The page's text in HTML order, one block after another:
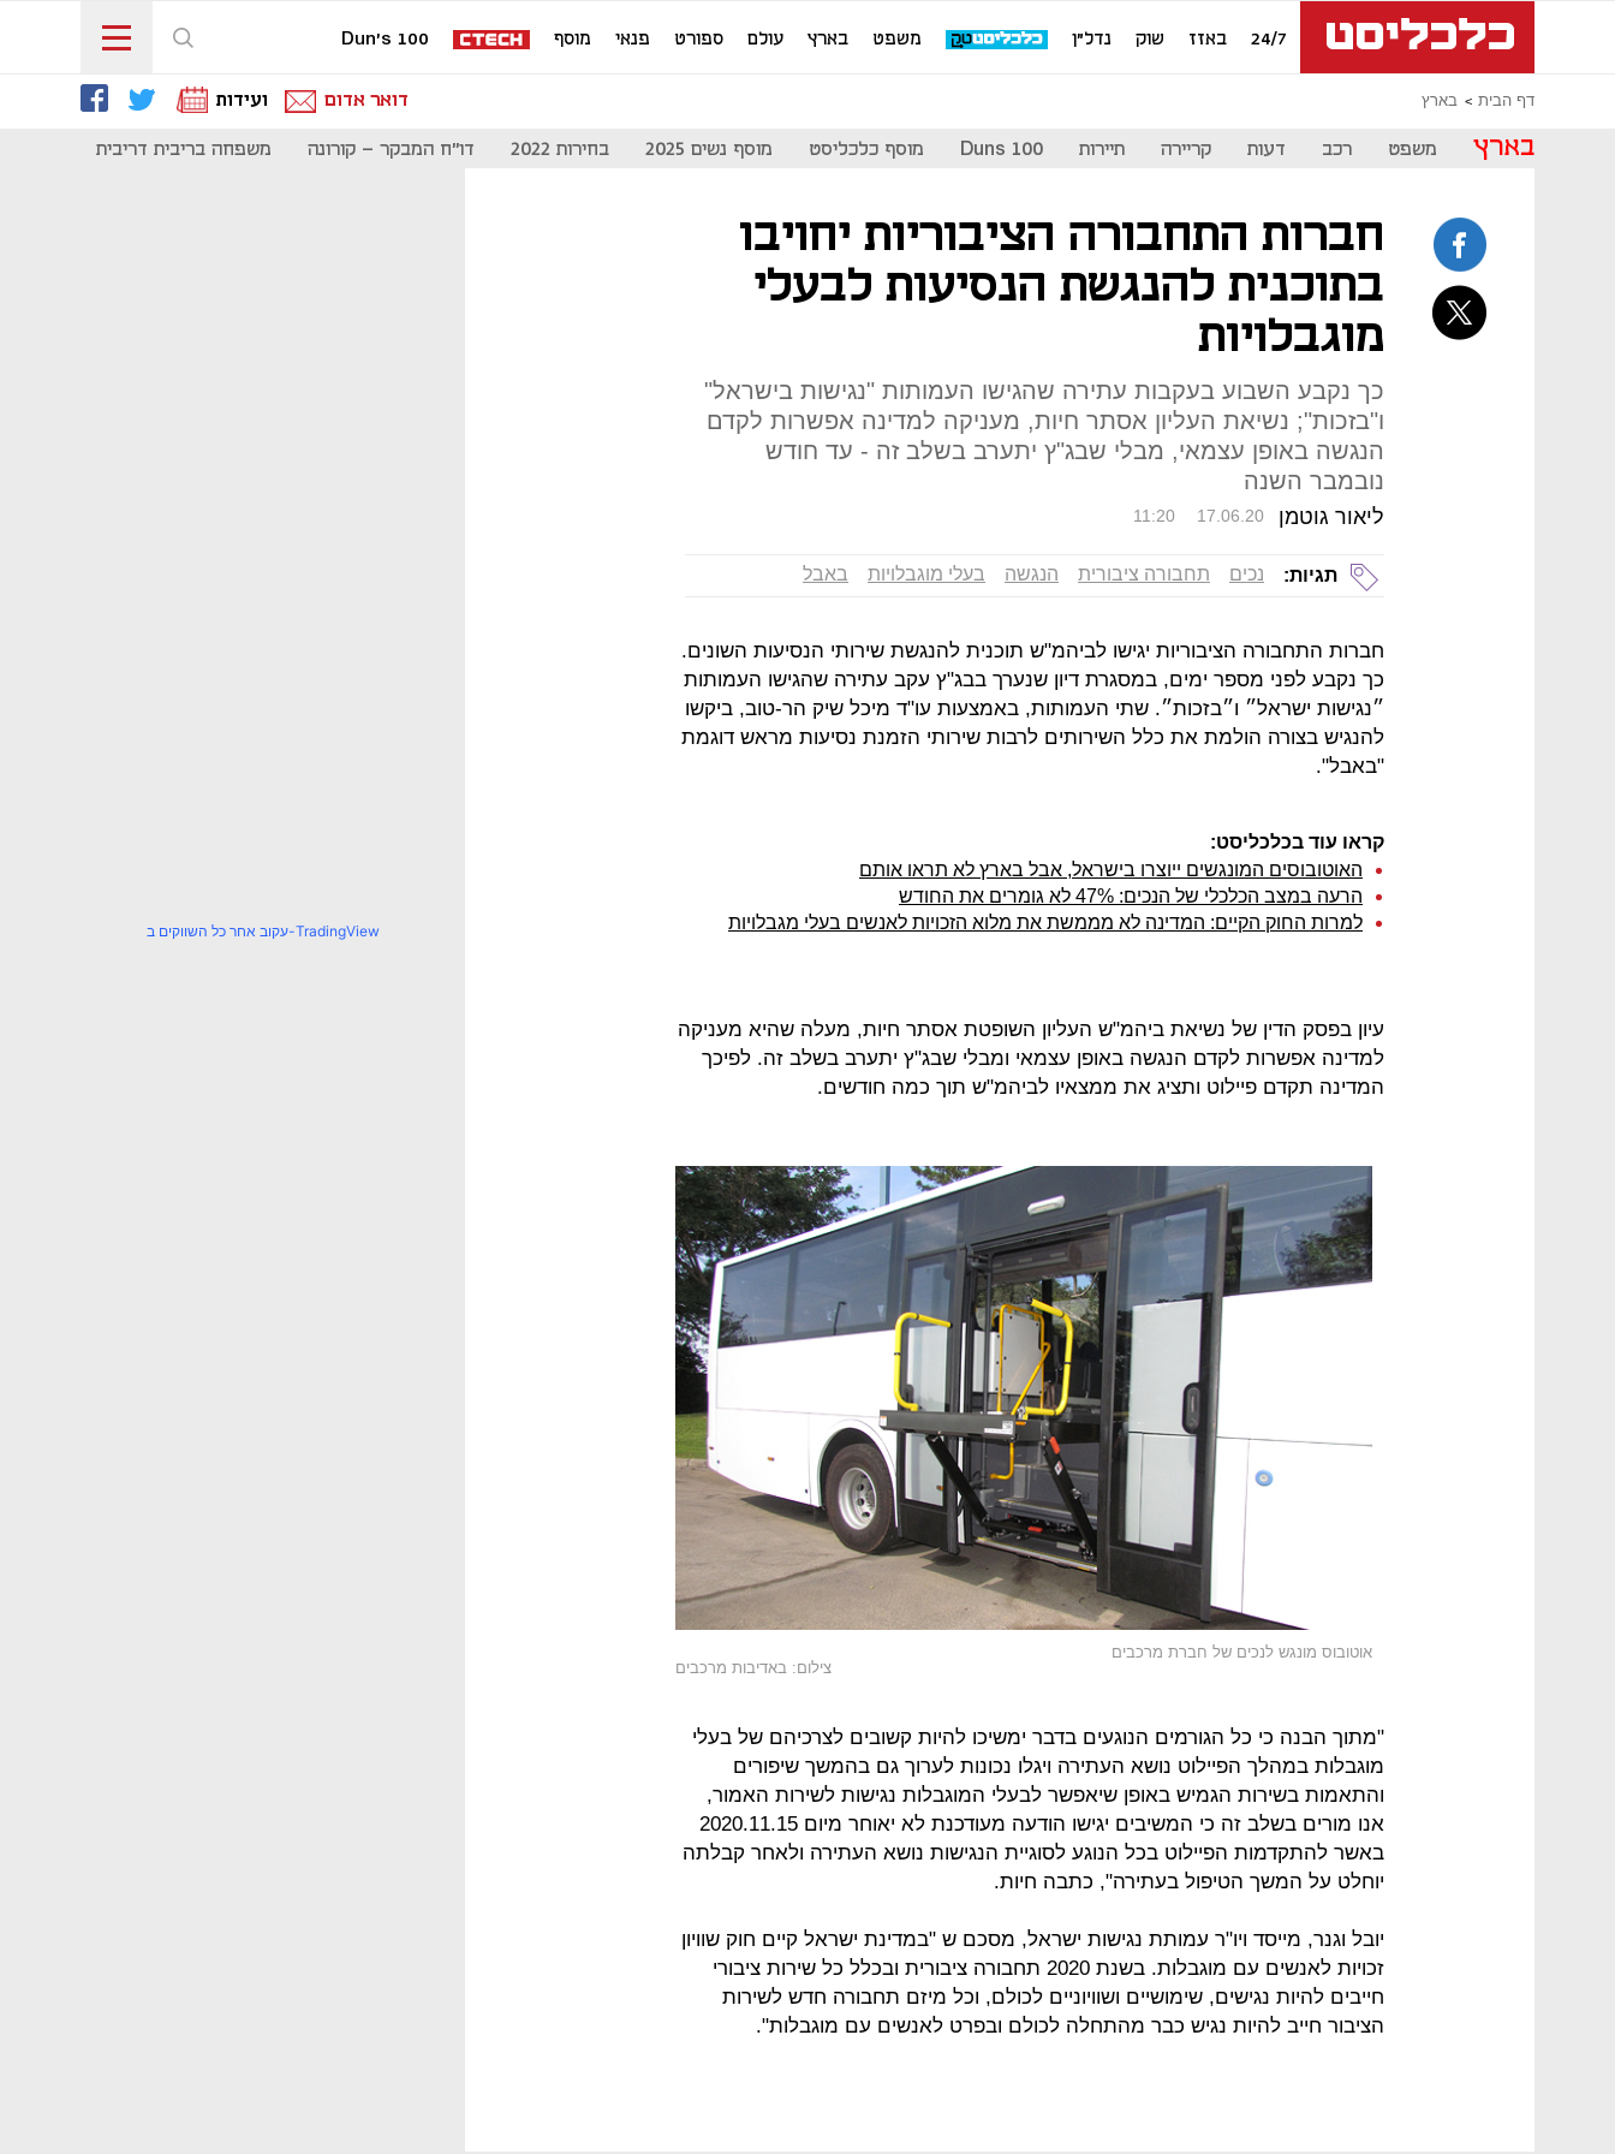
24/7 באזז שוק נדל"ן משפט בארץ עולם ספורט פנאי מוסף Dun's 100
דף הבית בארץ דואר אדום ועידות
בארץ משפט רכב דעות קריירה תיירות Duns 100 מוסף כלכליסט מוסף נשים 2025 בחירות 2022 דו"ח המבקר - קורונה משפחה בריבית דריבית
חברות התחבורה הציבוריות יחויבו
בתוכנית להנגשת הנסיעות לבעלי
מוגבלויות
כך נקבע השבוע בעקבות עתירה שהגישו העמותות "נגישות בישראל"
ו"בזכות"; נשיאת העליון אסתר חיות, מעניקה למדינה אפשרות לקדם
הנגשה באופן עצמאי, מבלי שבג"ץ יתערב בשלב זה - עד חודש
נובמבר השנה
ליאור גוטמן 11:20 17.06.20
תגיות: נכים תחבורה ציבורית הנגשה בעלי מוגבלויות באבל
חברות התחבורה הציבוריות יגישו לביהמ"ש תוכנית להנגשת שירותי הנסיעות השונים.
כך נקבע לפני מספר ימים, במסגרת דיון שנערך בבג"ץ עקב עתירה שהגישו העמותות
״נגישות ישראל״ ו״בזכות״. שתי העמותות, באמצעות עו"ד מיכל שיק הר-טוב, ביקשו
להנגיש בצורה הולמת את כלל השירותים לרבות שירותי הזמנת נסיעות מראש דוגמת
"באבל".
קראו עוד בכלכליסט:
האוטובוסים המונגשים ייוצרו בישראל, אבל בארץ לא תראו אותם
הרעה במצב הכלכלי של הנכים: 47% לא גומרים את החודש
למרות החוק הקיים: המדינה לא מממשת את מלוא הזכויות לאנשים בעלי מגבלויות
עיון בפסק הדין של נשיאת ביהמ"ש העליון השופטת אסתר חיות, מעלה שהיא מעניקה
למדינה אפשרות לקדם הנגשה באופן עצמאי ומבלי שבג"ץ יתערב בשלב זה. לפיכך
המדינה תקדם פיילוט ותציג את ממצאיו לביהמ"ש תוך כמה חודשים.
אוטובוס מונגש לנכים של חברת מרכבים
צילום: באדיבות מרכבים
"מתוך הבנה כי כל הגורמים הנוגעים בדבר ימשיכו להיות קשובים לצרכיהם של בעלי
מוגבלות במהלך הפיילוט נושא העתירה ויגלו נכונות לערוך גם בהמשך שיפורים
והתאמות בשירות הגמיש באופן שיאפשר לבעלי המוגבלות נגישות לשירות האמור,
אנו מורים בשלב זה כי המשיבים יגישו הודעה מעודכנת לא יאוחר מיום 2020.11.15
באשר להתקדמות הפיילוט בכל הנוגע לסוגיית הנגישות נושא העתירה ולאחר קבלתה
יוחלט על המשך הטיפול בעתירה", כתבה חיות.
יובל וגנר, מייסד ויו"ר עמותת נגישות ישראל, מסכם ש "במדינת ישראל קיים חוק שוויון
זכויות לאנשים עם מוגבלות. בשנת 2020 תחבורה ציבורית ובכלל כל שירות ציבורי
חייבים להיות נגישים, שימושיים ושוויוניים לכולם, וכל מיזם תחבורה חדש לשירות
הציבור חייב להיות נגיש כבר מהתחלה לכולם ובפרט לאנשים עם מוגבלות".
עקוב אחר כל השווקים ב-TradingView